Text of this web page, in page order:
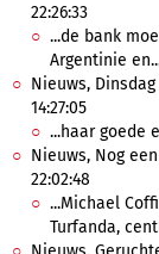
22:26:33
...de bank
Argentinie
Nieuws,
14:27:05
...haar goede
Nieuws, Nog
22:02:48
...Michael
Turfanda,